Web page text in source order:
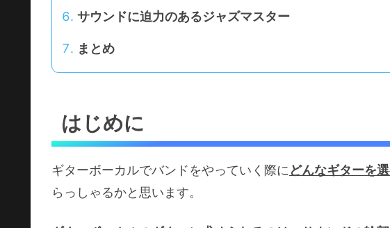
サウンドに迫力のあるジャズマスター
まとめ
はじめに
ギターボーカルでバンドをやっていく際に どんなギターを
らっしゃるかと思います。